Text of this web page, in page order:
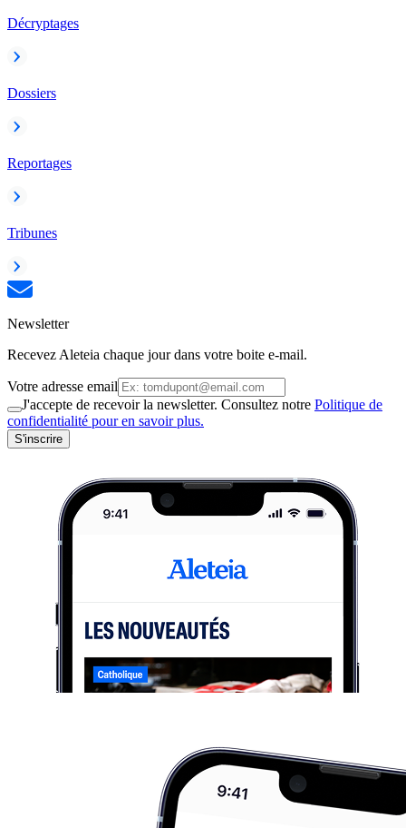
Décryptages
Dossiers
Reportages
Tribunes
Newsletter
Recevez Aleteia chaque jour dans votre boite e-mail.
Votre adresse email
J'accepte de recevoir la newsletter. Consultez notre Politique de
confidentialité pour en savoir plus.
S'inscrire